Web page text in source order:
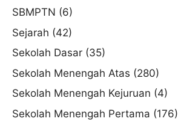
SBMPTN (6)
Sejarah (42)
Sekolah Dasar (35)
Sekolah Menengah Atas (280)
Sekolah Menengah Kejuruan (4)
Sekolah Menengah Pertama (176)